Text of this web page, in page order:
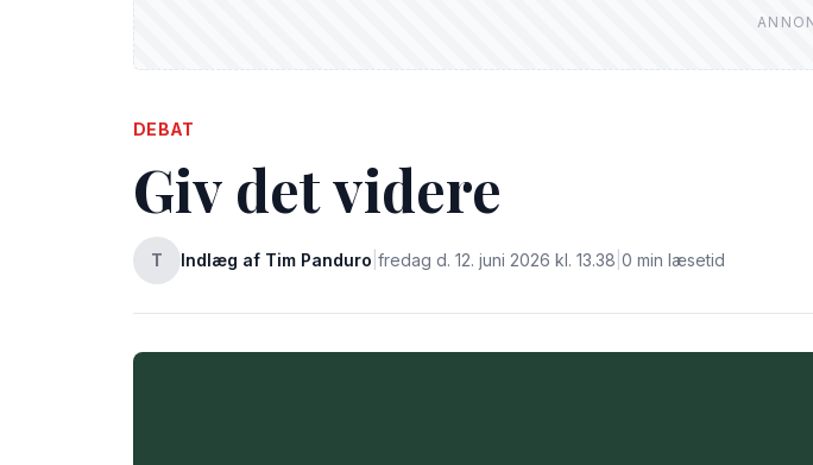
DEBAT
Giv det videre
T Indlæg af Tim Panduro fredag d. 12. juni 2026 kl. 13.38 0 min læsetid